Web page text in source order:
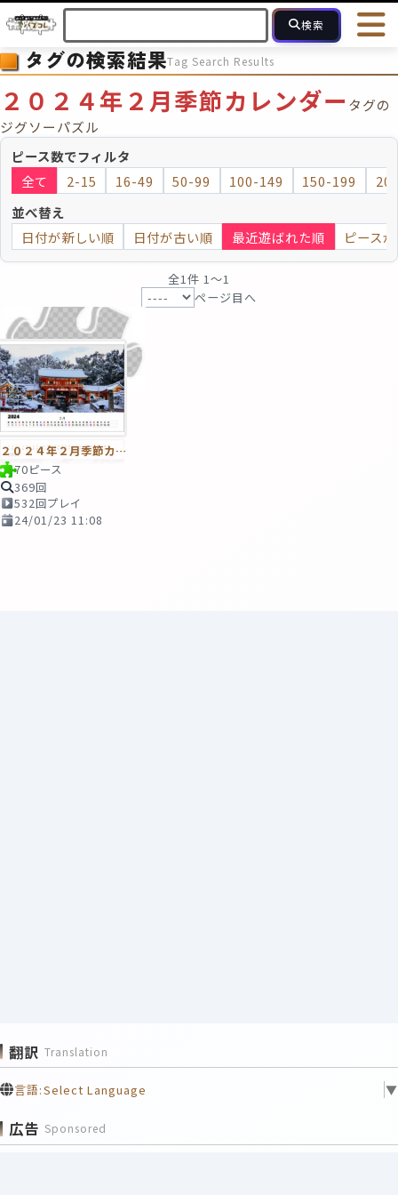
検索
HOME 会員登録
ヘルプ
お問合せ
フォローしている人のパズル
ピース数 2～15 16～49 50～99 100
モザイク モザイクのみ
タグの検索結果Tag Search Results
２０２４年２月季節カレンダー タグの
ジグソーパズル
ピース数でフィルタ
全て
2-15 16-49 50-99 100-149 150-199
並べ替え
日付が新しい順
日付が古い順 最近遊ばれた順 ピース
全1件 1〜1
ページ目へ
２０２４年２月季節カレンダー
70ピース
369回
532回プレイ
24/01/23 11:08
翻訳 Translation
言語:Select Language ▼
広告 Sponsored